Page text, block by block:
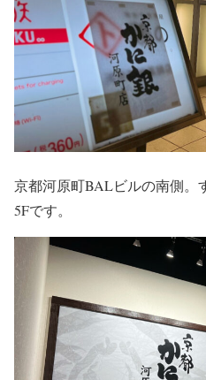
京都河原町BALビルの南側。
5Fです。